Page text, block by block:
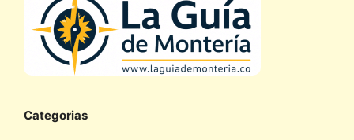
Categorias